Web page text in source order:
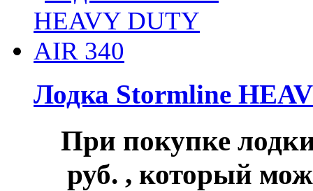
Лодка Stormline
При покупке
руб. , который